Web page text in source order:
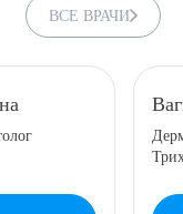
ВСЕ ВРАЧИ